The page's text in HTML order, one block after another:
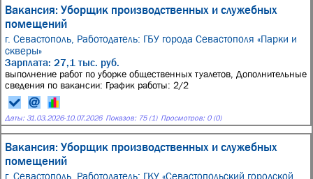
Вакансия: Уборщик производственных и служебных
помещений
г. Севастополь, Работодатель: ГБУ города Севастополя «Парки и
скверы»
Зарплата: 27,1 тыс. руб.
выполнение работ по уборке общественных туалетов, Дополнительные
сведения по вакансии: График работы: 2/2
Даты: 31.03.2026-10.07.2026 Показов: 75 (1) Просмотров: 0 (0)
Вакансия: Уборщик производственных и служебных
помещений
г. Севастополь, Работодатель: ГКУ «Севастопольский городской